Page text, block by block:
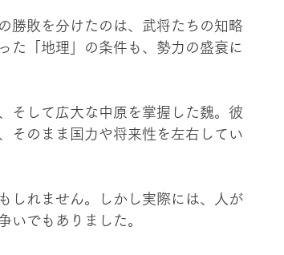
勝敗を分けたのは、武将たちの知略
た「地理」の条件も、勢力の盛衰に
そして広大な中原を掌握した魏。彼
そのまま国力や将来性を左右してい
しれません。しかし実際には、人が
いでもありました。